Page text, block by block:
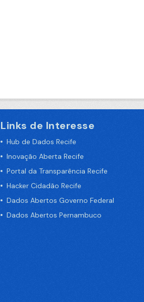
Links de Interesse
Hub de Dados Recife
Inovação Aberta Recife
Portal da Transparência Recife
Hacker Cidadão Recife
Dados Abertos Governo Federal
Dados Abertos Pernambuco